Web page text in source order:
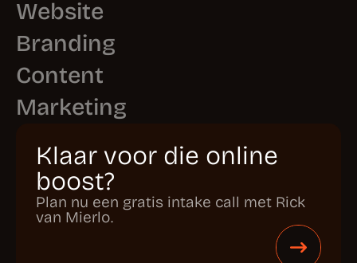
Branding
Content
Marketing
Klaar voor die online
boost?
Plan nu een gratis intake call met Rick
van Mierlo.